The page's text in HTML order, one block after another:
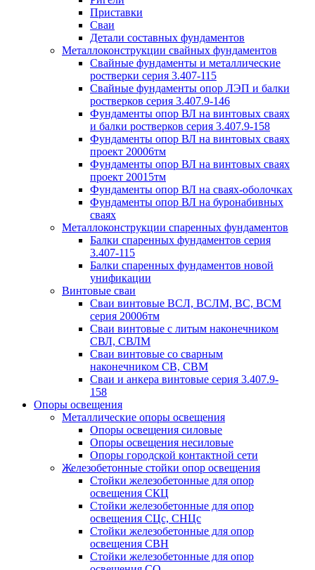
Приставки
Сваи
Детали составных фундаментов
Металлоконструкции свайных фундаментов
Свайные фундаменты и металлические
ростверки серия 3.407-115
Свайные фундаменты опор ЛЭП и балки
ростверков серия 3.407.9-146
Фундаменты опор ВЛ на винтовых сваях
и балки ростверков серия 3.407.9-158
Фундаменты опор ВЛ на винтовых сваях
проект 20006тм
Фундаменты опор ВЛ на винтовых сваях
проект 20015тм
Фундаменты опор ВЛ на сваях-оболочках
Фундаменты опор ВЛ на буронабивных
сваях
Металлоконструкции спаренных фундаментов
Балки спаренных фундаментов серия
3.407-115
Балки спаренных фундаментов новой
унификации
Винтовые сваи
Сваи винтовые ВСЛ, ВСЛМ, ВС, ВСМ
серия 20006тм
Сваи винтовые с литым наконечником
СВЛ, СВЛМ
Сваи винтовые со сварным
наконечником СВ, СВМ
Сваи и анкера винтовые серия 3.407.9-
158
Опоры освещения
Металлические опоры освещения
Опоры освещения силовые
Опоры освещения несиловые
Опоры городской контактной сети
Железобетонные стойки опор освещения
Стойки железобетонные для опор
освещения СКЦ
Стойки железобетонные для опор
освещения СЦс, СНЦс
Стойки железобетонные для опор
освещения СВН
Стойки железобетонные для опор